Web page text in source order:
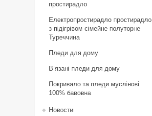
простирадло
Електропростирадло простирадло
з підігрівом сімейне полуторне
Туреччина
Пледи для дому
В’язані пледи для дому
Покривало та пледи муслінові
100% бавовна
Новости